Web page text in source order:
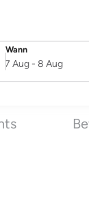
Wann
SelectDate
7 Aug- 8 Aug